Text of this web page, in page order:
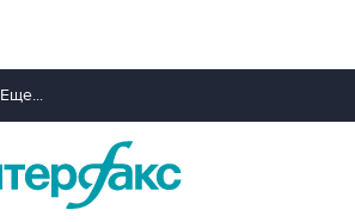
Еще...